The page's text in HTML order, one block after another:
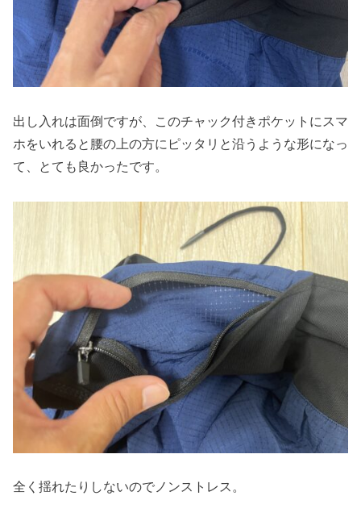
出し入れは面倒ですが、このチャック付きポケットにスマ
ホをいれると腰の上の方にピッタリと沿うような形になっ
て、とても良かったです。
全く揺れたりしないのでノンストレス。